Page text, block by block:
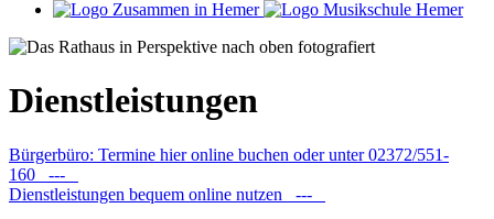
Dienstleistungen
Bürgerbüro: Termine hier online buchen oder unter 02372/551-
160 ---
Dienstleistungen bequem online nutzen ---